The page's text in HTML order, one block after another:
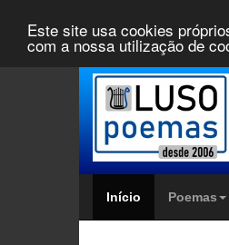
Este site usa cookies
com a nossa utilização de
Início Poemas